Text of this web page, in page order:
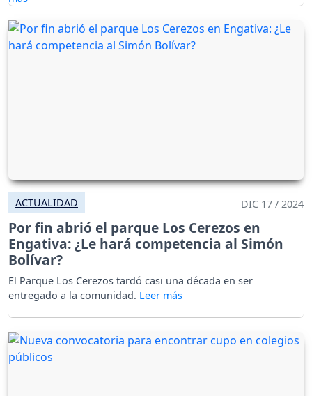
ACTUALIDAD DIC 17 / 2024
Por fin abrió el parque Los Cerezos en
Engativa: ¿Le hará competencia al Simón
Bolívar?
El Parque Los Cerezos tardó casi una década en ser
entregado a la comunidad.